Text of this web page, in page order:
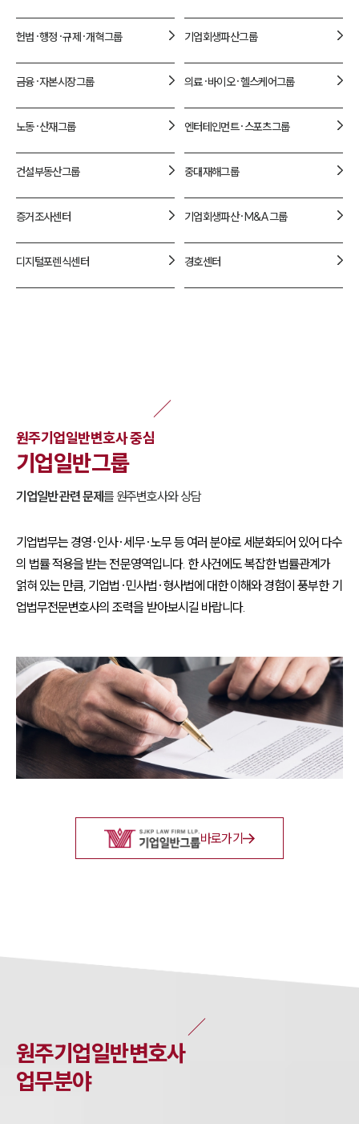
헌법·행정·규제·개혁그룹 기업회생파산그룹
금융·자본시장그룹 의료·바이오·헬스케어그룹
노동·산재그룹 엔터테인먼트·스포츠그룹
건설부동산그룹 중대재해그룹
증거조사센터 기업회생파산·M&A그룹
디지털포렌식센터 경호센터
원주기업일반변호사 중심
기업일반그룹
기업일반관련 문제를 원주변호사와 상담
기업법무는 경영·인사·세무·노무 등 여러 분야로 세분화되어 있어 다수
의 법률 적용을 받는 전문영역입니다. 한 사건에도 복잡한 법률관계가
얽혀 있는 만큼, 기업법·민사법·형사법에 대한 이해와 경험이 풍부한 기
업법무전문변호사의 조력을 받아보시길 바랍니다.
바로가기
원주기업일반변호사
업무분야